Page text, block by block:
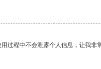
过程中不会泄露个人信息，让我非